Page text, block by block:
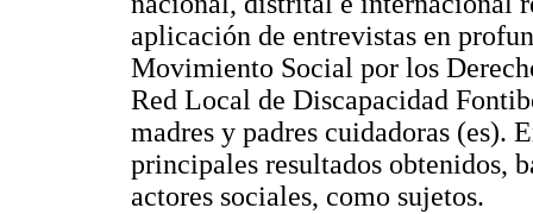
aplicación de entrevistas en
Movimiento Social por los
Red Local de Discapacidad
madres y padres cuidadoras (es).
principales resultados obtenidos,
actores sociales, como sujetos.